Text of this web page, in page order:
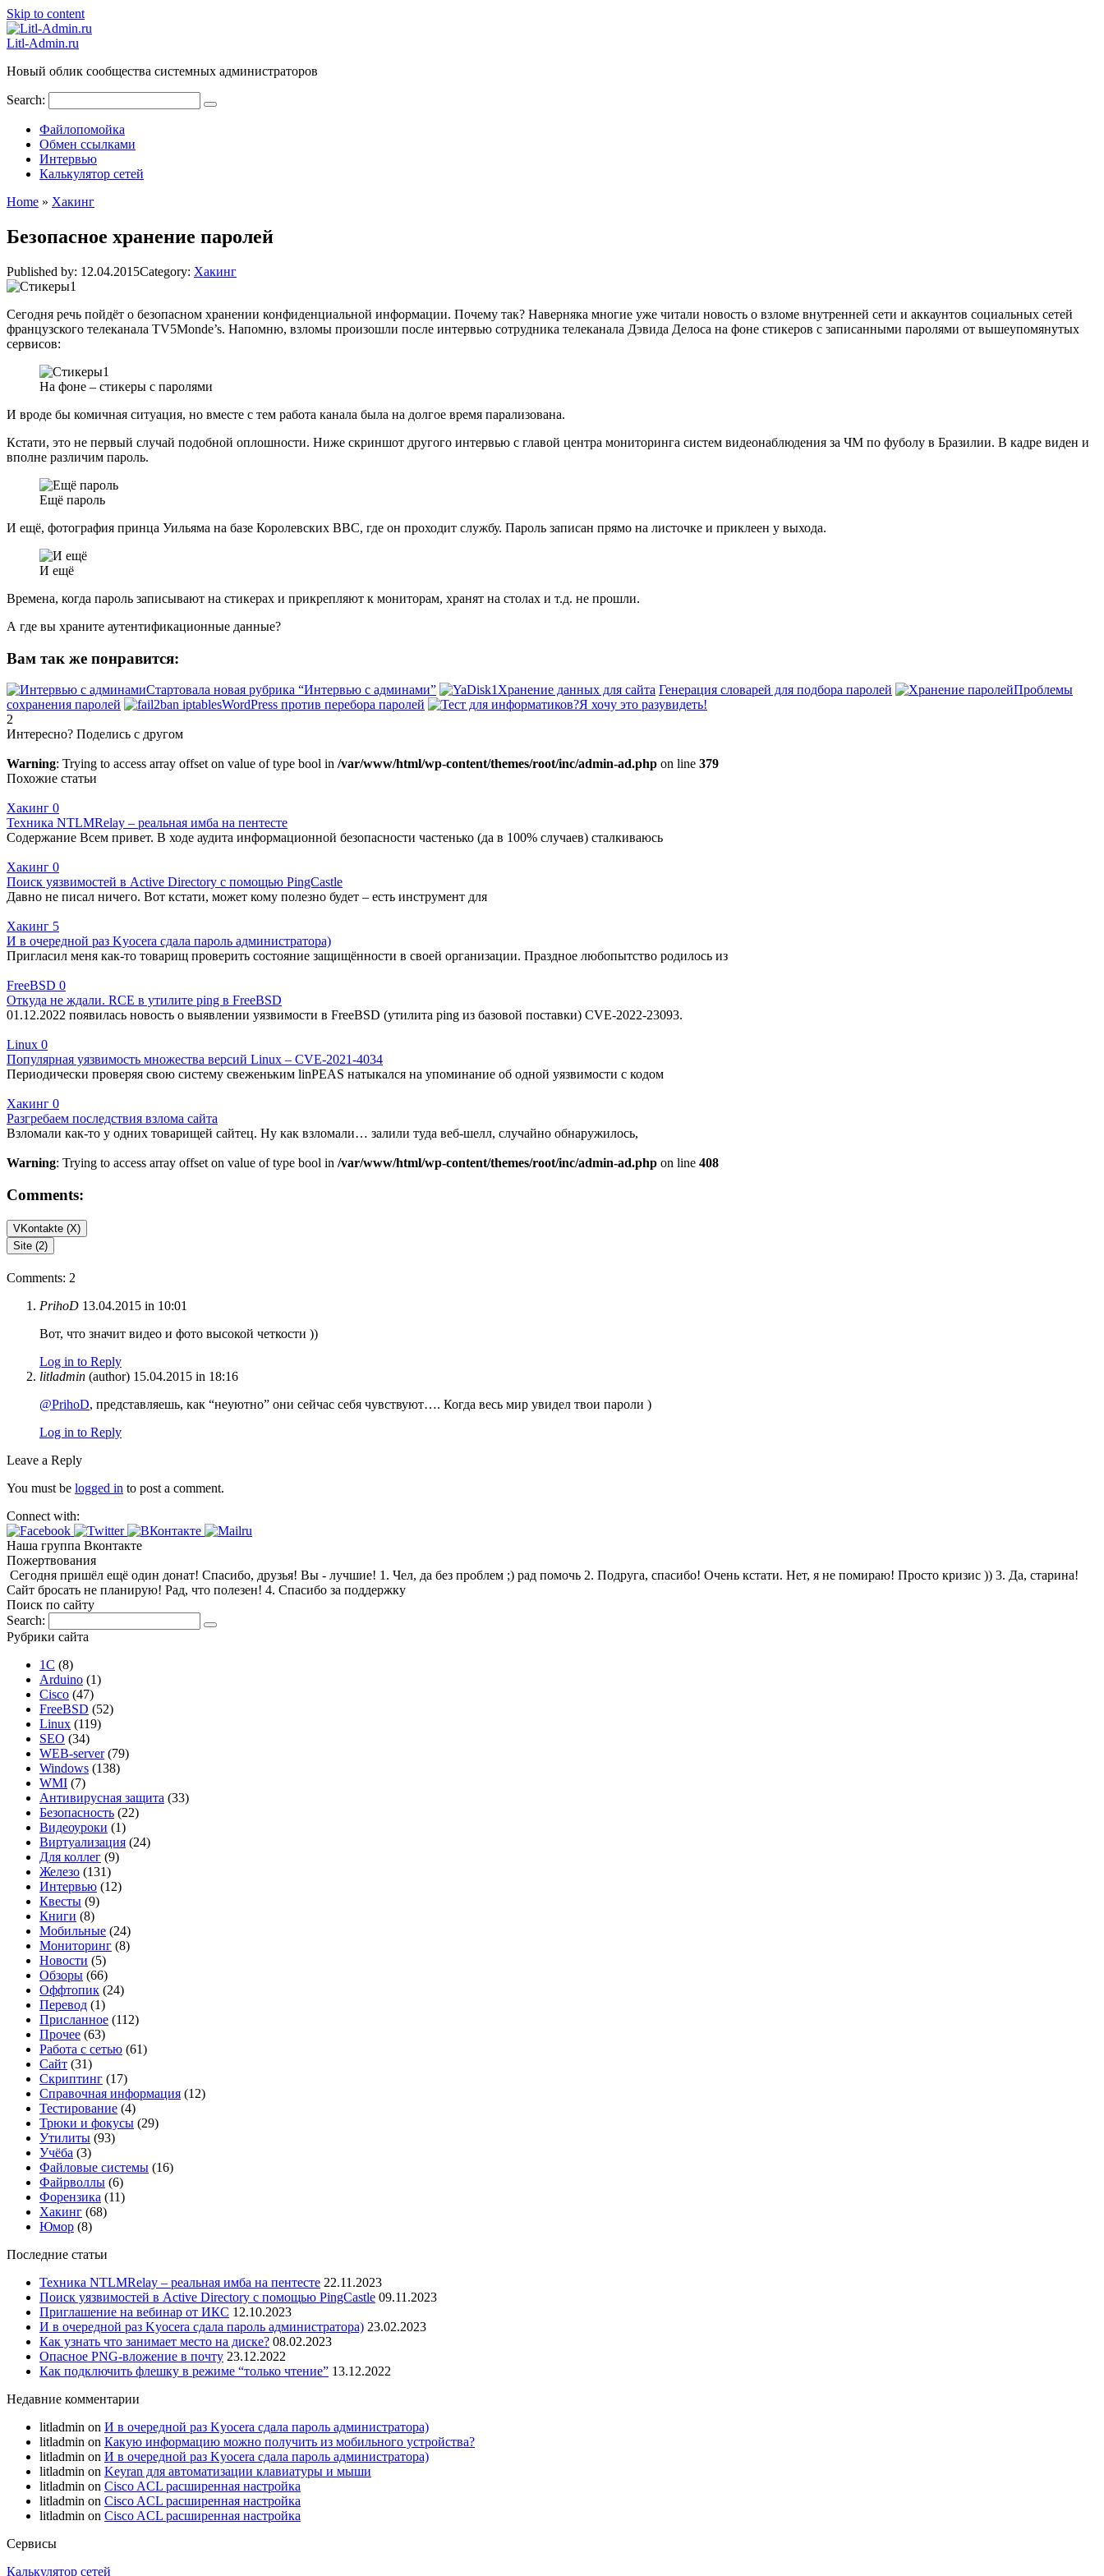
Skip to content
Litl-Admin.ru
Новый облик сообщества системных администраторов
Search:
Файлопомойка
Обмен ссылками
Интервью
Калькулятор сетей
Home » Хакинг
Безопасное хранение паролей
Published by: 12.04.2015Category: Хакинг
Сегодня речь пойдёт о безопасном хранении конфиденциальной информации. Почему так? Наверняка многие уже читали новость о взломе внутренней сети и аккаунтов социальных сетей
французского телеканала TV5Monde’s. Напомню, взломы произошли после интервью сотрудника телеканала Дэвида Делоса на фоне стикеров с записанными паролями от вышеупомянутых
сервисов:
На фоне – стикеры с паролями
И вроде бы комичная ситуация, но вместе с тем работа канала была на долгое время парализована.
Кстати, это не первый случай подобной оплошности. Ниже скриншот другого интервью с главой центра мониторинга систем видеонаблюдения за ЧМ по фуболу в Бразилии. В кадре виден и
вполне различим пароль.
Ещё пароль
И ещё, фотография принца Уильяма на базе Королевских ВВС, где он проходит службу. Пароль записан прямо на листочке и приклеен у выхода.
И ещё
Времена, когда пароль записывают на стикерах и прикрепляют к мониторам, хранят на столах и т.д. не прошли.
А где вы храните аутентификационные данные?
Вам так же понравится:
Стартовала новая рубрика “Интервью с админами” Хранение данных для сайта Генерация словарей для подбора паролей
Проблемы
сохранения паролей
WordPress против перебора паролей
Я хочу это разувидеть!
2
Интересно? Поделись с другом
Warning: Trying to access array offset on value of type bool in /var/www/html/wp-content/themes/root/inc/admin-ad.php on line 379
Похожие статьи
Хакинг 0
Техника NTLMRelay – реальная имба на пентесте
Содержание Всем привет. В ходе аудита информационной безопасности частенько (да в 100% случаев) сталкиваюсь
Хакинг 0
Поиск уязвимостей в Active Directory с помощью PingCastle
Давно не писал ничего. Вот кстати, может кому полезно будет – есть инструмент для
Хакинг 5
И в очередной раз Kyocera сдала пароль администратора)
Пригласил меня как-то товарищ проверить состояние защищённости в своей организации. Праздное любопытство родилось из
FreeBSD 0
Откуда не ждали. RCE в утилите ping в FreeBSD
01.12.2022 появилась новость о выявлении уязвимости в FreeBSD (утилита ping из базовой поставки) CVE-2022-23093.
Linux 0
Популярная уязвимость множества версий Linux – CVE-2021-4034
Периодически проверяя свою систему свеженьким linPEAS натыкался на упоминание об одной уязвимости с кодом
Хакинг 0
Разгребаем последствия взлома сайта
Взломали как-то у одних товарищей сайтец. Ну как взломали… залили туда веб-шелл, случайно обнаружилось,
Warning: Trying to access array offset on value of type bool in /var/www/html/wp-content/themes/root/inc/admin-ad.php on line 408
Comments:
VKontakte (X)
Site (2)
Comments: 2
PrihoD 13.04.2015 in 10:01
Вот, что значит видео и фото высокой четкости ))
Log in to Reply
litladmin (author) 15.04.2015 in 18:16
@PrihoD, представляешь, как “неуютно” они сейчас себя чувствуют…. Когда весь мир увидел твои пароли )
Log in to Reply
Leave a Reply
You must be logged in to post a comment.
Connect with:
Наша группа Вконтакте
Пожертвования
Сегодня пришёл ещё один донат! Спасибо, друзья! Вы - лучшие! 1. Чел, да без проблем ;) рад помочь 2. Подруга, спасибо! Очень кстати. Нет, я не помираю! Просто кризис )) 3. Да, старина!
Сайт бросать не планирую! Рад, что полезен! 4. Спасибо за поддержку
Поиск по сайту
Search:
Рубрики сайта
1С (8)
Arduino (1)
Cisco (47)
FreeBSD (52)
Linux (119)
SEO (34)
WEB-server(79)
Windows (138)
WMI (7)
Антивирусная защита (33)
Безопасность (22)
Видеоуроки (1)
Виртуализация (24)
Для коллег (9)
Железо (131)
Интервью (12)
Квесты (9)
Книги (8)
Мобильные (24)
Мониторинг (8)
Новости (5)
Обзоры (66)
Оффтопик (24)
Перевод (1)
Присланное (112)
Прочее (63)
Работа с сетью (61)
Сайт (31)
Скриптинг (17)
Справочная информация (12)
Тестирование (4)
Трюки и фокусы (29)
Утилиты (93)
Учёба (3)
Файловые системы (16)
Файрволлы (6)
Форензика (11)
Хакинг (68)
Юмор (8)
Последние статьи
Техника NTLMRelay – реальная имба на пентесте 22.11.2023
Поиск уязвимостей в Active Directory с помощью PingCastle 09.11.2023
Приглашение на вебинар от ИКС 12.10.2023
И в очередной раз Kyocera сдала пароль администратора) 23.02.2023
Как узнать что занимает место на диске? 08.02.2023
Опасное PNG-вложение в почту 23.12.2022
Как подключить флешку в режиме “только чтение” 13.12.2022
Недавние комментарии
litladmin on И в очередной раз Kyocera сдала пароль администратора)
litladmin on Какую информацию можно получить из мобильного устройства?
litladmin on И в очередной раз Kyocera сдала пароль администратора)
litladmin on Keyran для автоматизации клавиатуры и мыши
litladmin on Cisco ACL расширенная настройка
litladmin on Cisco ACL расширенная настройка
litladmin on Cisco ACL расширенная настройка
Сервисы
Калькулятор сетей